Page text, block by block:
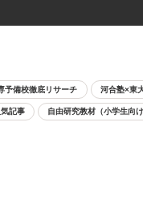
予備校徹底リサーチ 河合塾×東
気記事 自由研究教材（小学生向け